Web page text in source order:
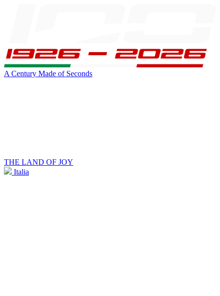
A Century Made of Seconds
THE LAND OF JOY
Italia